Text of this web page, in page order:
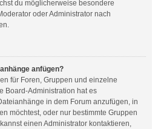
du möglicherweise besondere
oder Administrator nach
anfügen?
für Foren, Gruppen und einzelne
Board-Administration hat es
in dem Forum anzufügen, in
möchtest, oder nur bestimmte Gruppen
einen Administrator kontaktieren,